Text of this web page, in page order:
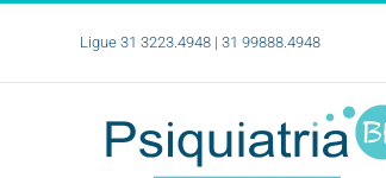
conteúdo
Ligue 31 3223.4948 | 31 99888.4948